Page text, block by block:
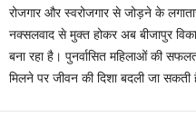
रोजगार और स्वरोजगार से जोड़ने के
नक्सलवाद से मुक्त होकर अब बीजापुर
बना रहा है। पुनर्वासित महिलाओं की
मिलने पर जीवन की दिशा बदली जा सकती